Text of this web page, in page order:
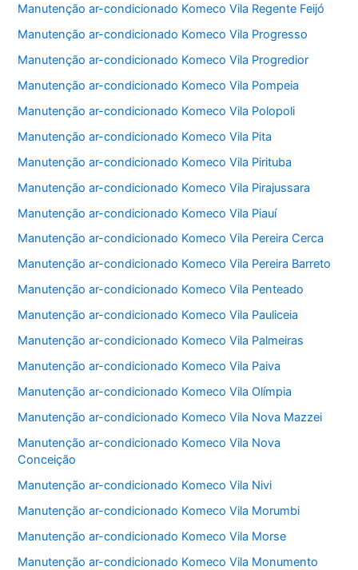
Manutenção ar-condicionado Komeco Vila Regente Feijó
Manutenção ar-condicionado Komeco Vila Progresso
Manutenção ar-condicionado Komeco Vila Progredior
Manutenção ar-condicionado Komeco Vila Pompeia
Manutenção ar-condicionado Komeco Vila Polopoli
Manutenção ar-condicionado Komeco Vila Pita
Manutenção ar-condicionado Komeco Vila Pirituba
Manutenção ar-condicionado Komeco Vila Pirajussara
Manutenção ar-condicionado Komeco Vila Piauí
Manutenção ar-condicionado Komeco Vila Pereira Cerca
Manutenção ar-condicionado Komeco Vila Pereira Barreto
Manutenção ar-condicionado Komeco Vila Penteado
Manutenção ar-condicionado Komeco Vila Pauliceia
Manutenção ar-condicionado Komeco Vila Palmeiras
Manutenção ar-condicionado Komeco Vila Paiva
Manutenção ar-condicionado Komeco Vila Olímpia
Manutenção ar-condicionado Komeco Vila Nova Mazzei
Manutenção ar-condicionado Komeco Vila Nova
Conceição
Manutenção ar-condicionado Komeco Vila Nivi
Manutenção ar-condicionado Komeco Vila Morumbi
Manutenção ar-condicionado Komeco Vila Morse
Manutenção ar-condicionado Komeco Vila Monumento